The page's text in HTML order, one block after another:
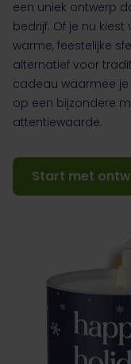
een uniek ontwerp
bedrijf. Of je nu
warme, feestelijke
alternatief voor
cadeau waarmee je
op een bijzondere
attentiewaarde.
Start met